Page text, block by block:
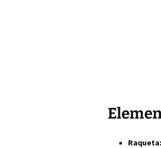
Raqueta: